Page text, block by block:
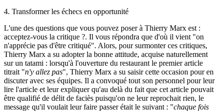
4. Transformer les échecs en opportunité
L'une des questions que vous pouvez poser à Thierry Marx est :
acceptez-vous la critique ?. Il vous répondra que d'où il vient "on
n'apprécie pas d'être critiqué". Alors, pour surmonter ces critiques,
Thierry Marx a su adopter la bonne attitude, acquise naturellement
sur un tatami : lorsqu'à l'ouverture du restaurant le premier article
titrait "n'y allez pas", Thierry Marx a su saisir cette occasion pour en
discuter avec ses équipes. Il a convoqué tout son personnel pour leur
lire l'article et leur expliquer qu'au delà du fait que cet article pouvait
être qualifié de délit de faciès puisqu'on ne leur reprochait rien, le
message qu'il voulait leur faire passer était le suivant : "chaque fois